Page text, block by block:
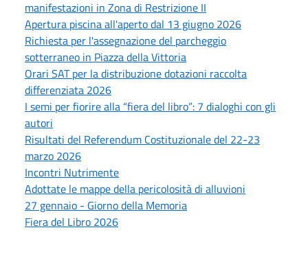
manifestazioni in Zona di Restrizione II
Apertura piscina all'aperto dal 13 giugno 2026
Richiesta per l'assegnazione del parcheggio
sotterraneo in Piazza della Vittoria
Orari SAT per la distribuzione dotazioni raccolta
differenziata 2026
I semi per fiorire alla “fiera del libro”: 7 dialoghi con gli
autori
Risultati del Referendum Costituzionale del 22-23
marzo 2026
Incontri Nutrimente
Adottate le mappe della pericolosità di alluvioni
27 gennaio - Giorno della Memoria
Fiera del Libro 2026